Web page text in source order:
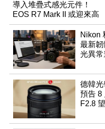
導入堆疊式感光元件！
EOS R7 Mark II 或迎來高
速讀出升級
Nikon
最新
光異
德韓
預告 8
F2.8